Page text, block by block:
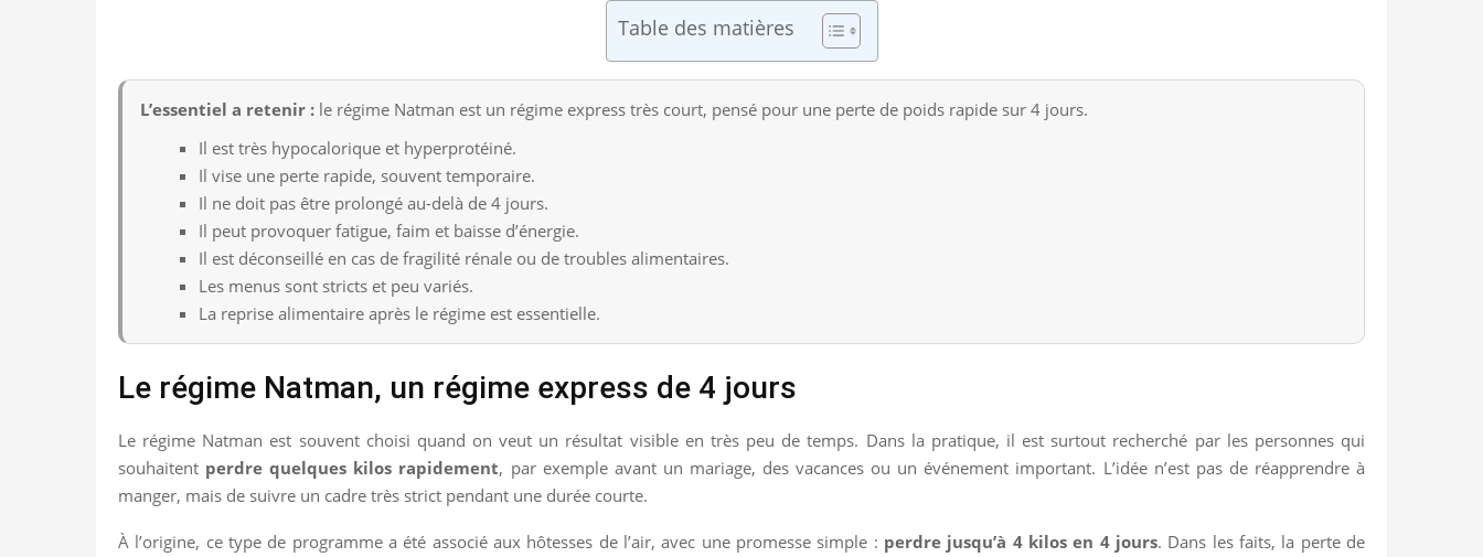
Table des matières
L’essentiel a retenir : le régime Natman est un régime express très court, pensé pour une perte de poids rapide sur 4 jours.
Il est très hypocalorique et hyperprotéiné.
Il vise une perte rapide, souvent temporaire.
Il ne doit pas être prolongé au-delà de 4 jours.
Il peut provoquer fatigue, faim et baisse d’énergie.
Il est déconseillé en cas de fragilité rénale ou de troubles alimentaires.
Les menus sont stricts et peu variés.
La reprise alimentaire après le régime est essentielle.
Le régime Natman, un régime express de 4 jours
Le régime Natman est souvent choisi quand on veut un résultat visible en très peu de temps. Dans la pratique, il est surtout recherché par les personnes qui
souhaitent perdre quelques kilos rapidement, par exemple avant un mariage, des vacances ou un événement important. L’idée n’est pas de réapprendre à
manger, mais de suivre un cadre très strict pendant une durée courte.
À l’origine, ce type de programme a été associé aux hôtesses de l’air, avec une promesse simple : perdre jusqu’à 4 kilos en 4 jours. Dans les faits, la perte de